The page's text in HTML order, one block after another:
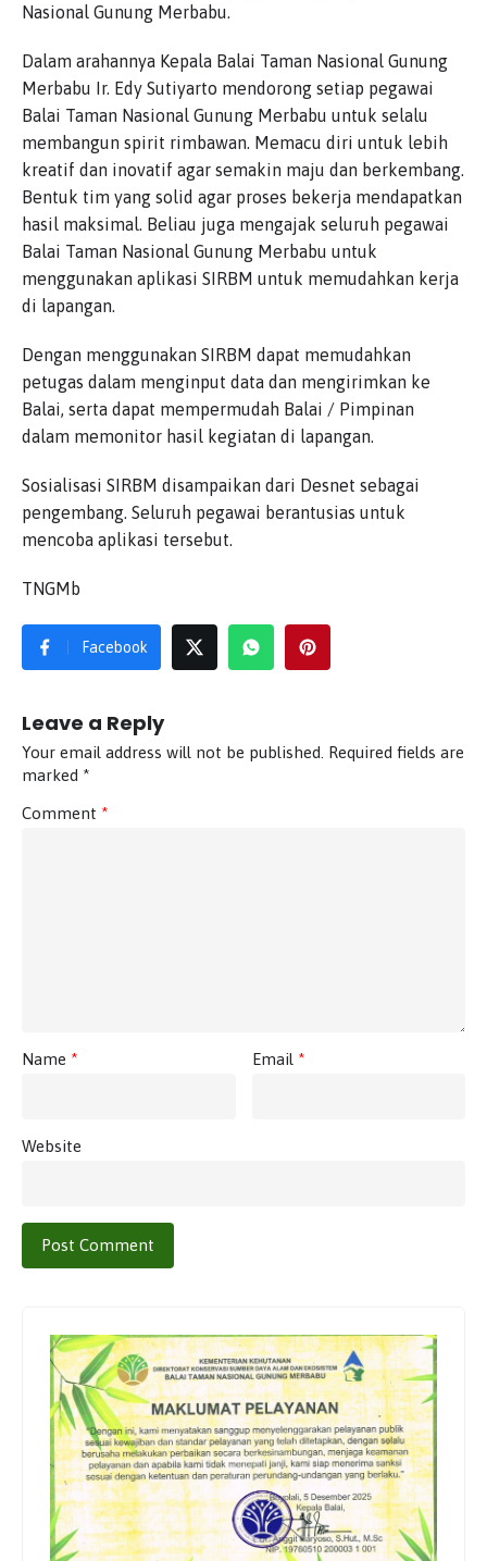
Nasional Gunung Merbabu.
Dalam arahannya Kepala Balai Taman Nasional Gunung
Merbabu Ir. Edy Sutiyarto mendorong setiap pegawai
Balai Taman Nasional Gunung Merbabu untuk selalu
membangun spirit rimbawan. Memacu diri untuk lebih
kreatif dan inovatif agar semakin maju dan berkembang.
Bentuk tim yang solid agar proses bekerja mendapatkan
hasil maksimal. Beliau juga mengajak seluruh pegawai
Balai Taman Nasional Gunung Merbabu untuk
menggunakan aplikasi SIRBM untuk memudahkan kerja
di lapangan.
Dengan menggunakan SIRBM dapat memudahkan
petugas dalam menginput data dan mengirimkan ke
Balai, serta dapat mempermudah Balai / Pimpinan
dalam memonitor hasil kegiatan di lapangan.
Sosialisasi SIRBM disampaikan dari Desnet sebagai
pengembang. Seluruh pegawai berantusias untuk
mencoba aplikasi tersebut.
TNGMb
Facebook
Leave a Reply
Your email address will not be published. Required fields are
marked *
Comment *
Name * Email *
Website